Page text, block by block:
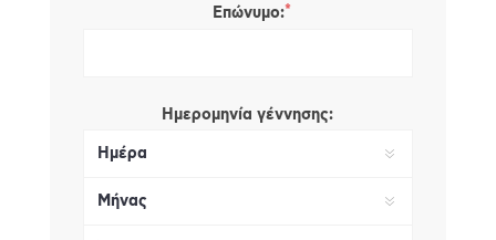
Επώνυμο:*
Ημερομηνία γέννησης: